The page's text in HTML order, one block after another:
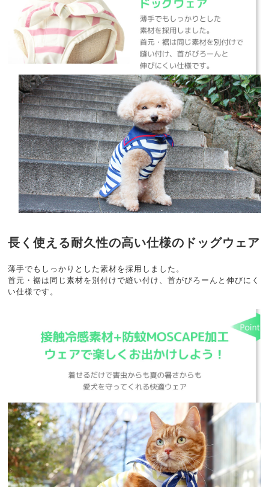
長く使える耐久性の高い仕様のドッグウェア
薄手でもしっかりとした素材を採用しました。
首元・裾は同じ素材を別付けで縫い付け、首がびろーんと伸びにく
い仕様です。